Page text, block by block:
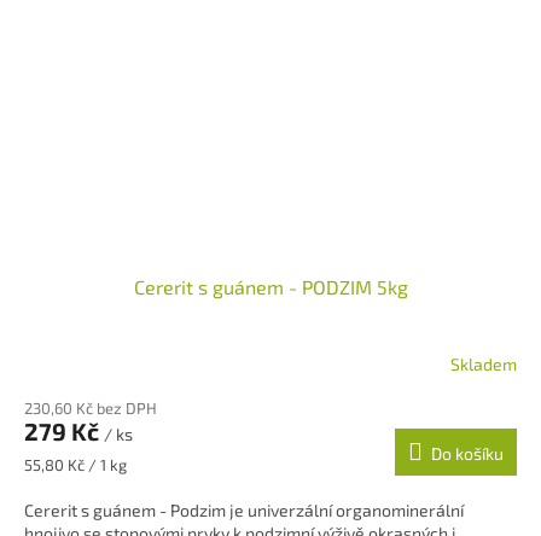
Cererit s guánem - PODZIM 5kg
produktu
je
5,0
5
hvězdiček.
Skladem
230,60 Kč bez DPH
279 Kč / ks
Měrná
55,80 Kč / 1 kg
Do košíku
Cererit s guánem - Podzim je univerzální organominerální